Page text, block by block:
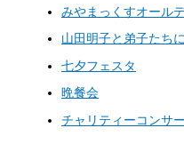
みやまっくすオール
山田明子と弟子たち
七夕フェスタ
晩餐会
チャリティーコンサ